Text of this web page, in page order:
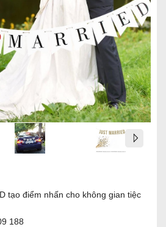
tạo điểm nhấn cho không gian tiệc
188